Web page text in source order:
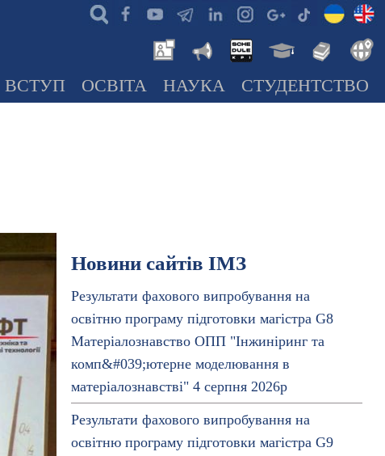
ВСТУП ОСВІТА НАУКА СТУДЕНТСТВО
Новини сайтів ІМЗ
Результати фахового випробування на
освітню програму підготовки магістра G8
Матеріалознавство ОПП "Інжиніринг та
комп&#039;ютерне моделювання в
матеріалознавстві" 4 серпня 2026р
Результати фахового випробування на
освітню програму підготовки магістра G9